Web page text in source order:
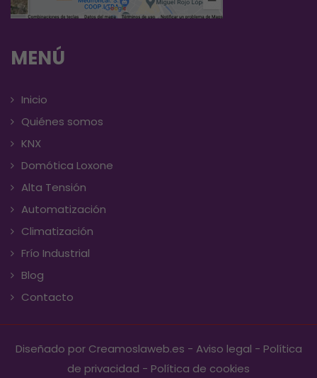
MENÚ
Inicio
Quiénes somos
KNX
Domótica Loxone
Alta Tensión
Automatización
Climatización
Frío Industrial
Blog
Contacto
Diseñado por Creamoslaweb.es - Aviso legal - Política
de privacidad - Política de cookies